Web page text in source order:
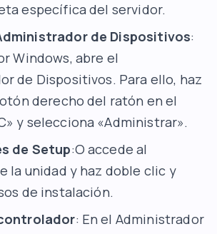
específica del servidor.
de Dispositivos:
Windows, abre el
de Dispositivos. Para ello, haz
derecho del ratón en el
y selecciona «Administrar».
de Setup:O accede al
la unidad y haz doble clic y
de instalación.
: En el Administrador